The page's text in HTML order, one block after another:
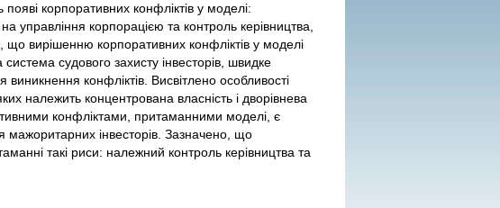
корпоративних конфліктів у моделі:
управління корпорацією та контроль керівництва,
вирішенню корпоративних конфліктів у моделі
судового захисту інвесторів, швидке
конфліктів. Висвітлено особливості
належить концентрована власність і дворівнева
конфліктами, притаманними моделі, є
мажоритарних інвесторів. Зазначено, що
такі риси: належний контроль керівництва та